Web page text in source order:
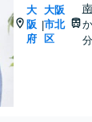
大
阪
府
|
大阪
市北
区
分